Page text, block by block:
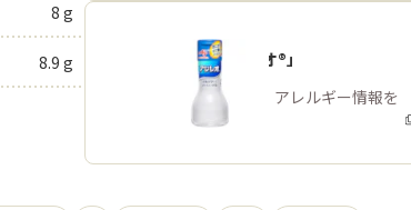
8 g
8.9 g
「アジシオ®」
商品・アレルギー情報を
みる